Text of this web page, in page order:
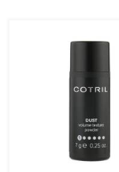
Уход для ног
Мужчинам
Для бороды и
Наборы
Средства для